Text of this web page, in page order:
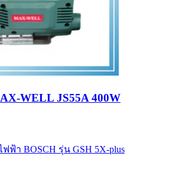
WELL JS55A 400W